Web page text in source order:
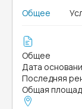
Общее
Общее
Дата
Последняя
Общая